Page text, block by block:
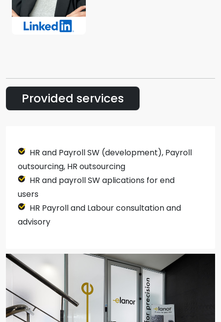
Provided services
HR and Payroll SW (development), Payroll
outsourcing, HR outsourcing
HR and payroll SW aplications for end
users
HR Payroll and Labour consultation and
advisory